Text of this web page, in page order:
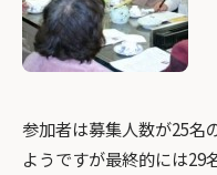
参加者は募集人数が25名
ようですが最終的には29